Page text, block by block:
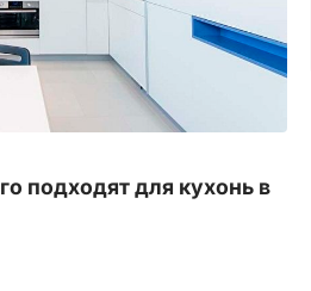
подходят для кухонь в